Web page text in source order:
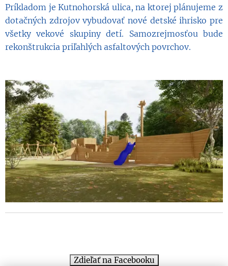
Príkladom je Kutnohorská ulica, na ktorej plánujeme z
dotačných zdrojov vybudovať nové detské ihrisko pre
všetky vekové skupiny detí. Samozrejmosťou bude
rekonštrukcia priľahlých asfaltových povrchov.
Zdieľať na Facebooku